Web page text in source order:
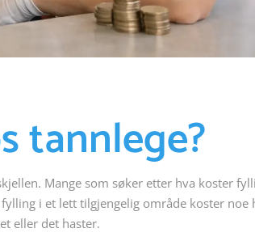
tannlege?
Mange som søker etter hva koster
i et lett tilgjengelig område koster noe
eller det haster.